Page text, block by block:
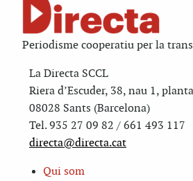
Periodisme cooperatiu per la
La Directa SCCL
Riera d’Escuder, 38, nau 1,
08028 Sants (Barcelona)
Tel. 935 27 09 82 / 661 493 117
directa@directa.cat
Qui som